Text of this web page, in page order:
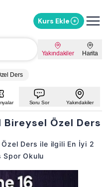
Kurs Ekle
Yakındakiler Harita
Ders
Soru Sor Yakındakiler
Özel Ders
Ders ile ilgili En İyi 2
Spor Okulu